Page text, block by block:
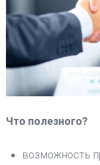
Что полезного?
возможность